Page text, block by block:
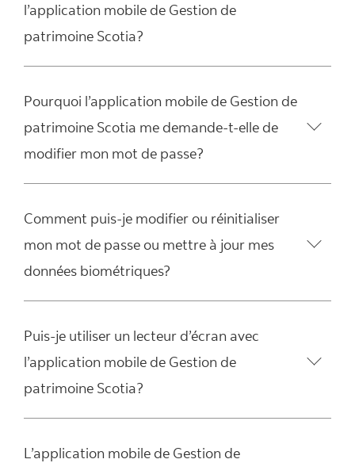
l’application mobile de Gestion de
patrimoine Scotia?
Pourquoi l’application mobile de Gestion de
patrimoine Scotia me demande-t-elle de
modifier mon mot de passe?
Comment puis-je modifier ou réinitialiser
mon mot de passe ou mettre à jour mes
données biométriques?
Puis-je utiliser un lecteur d’écran avec
l’application mobile de Gestion de
patrimoine Scotia?
L’application mobile de Gestion de